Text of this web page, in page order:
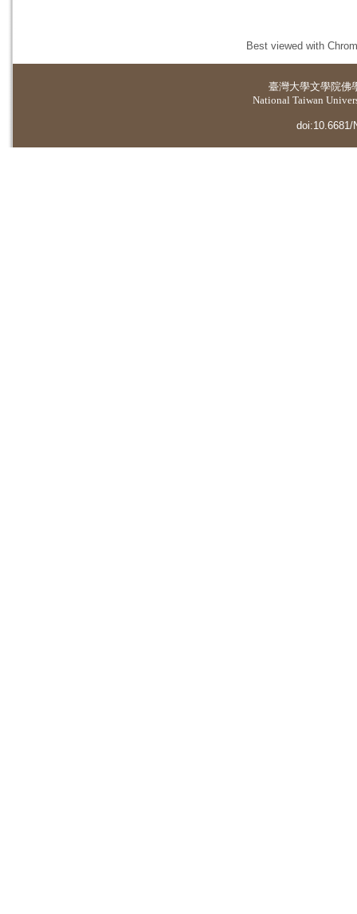
Best viewed with
臺灣大學文學院佛
National Taiwan
doi:10.6681/